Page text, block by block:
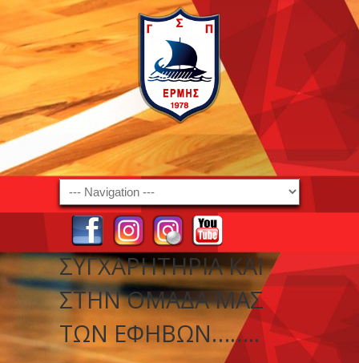
Navigation
ΣΥΓΧΑΡΗΤΉΡΙΑ ΚΑΙ
ΣΤΗΝ ΟΜΆΔΑ ΜΑΣ
ΤΩΝ ΕΦΉΒΩΝ……..